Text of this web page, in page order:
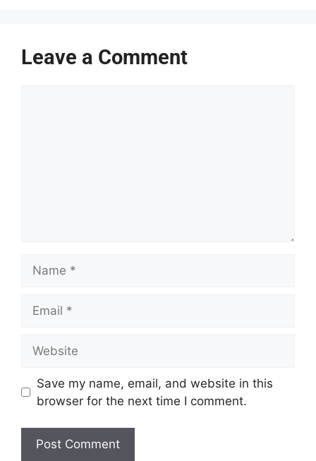
Leave a Comment
Save my name, email, and website in this
browser for the next time I comment.